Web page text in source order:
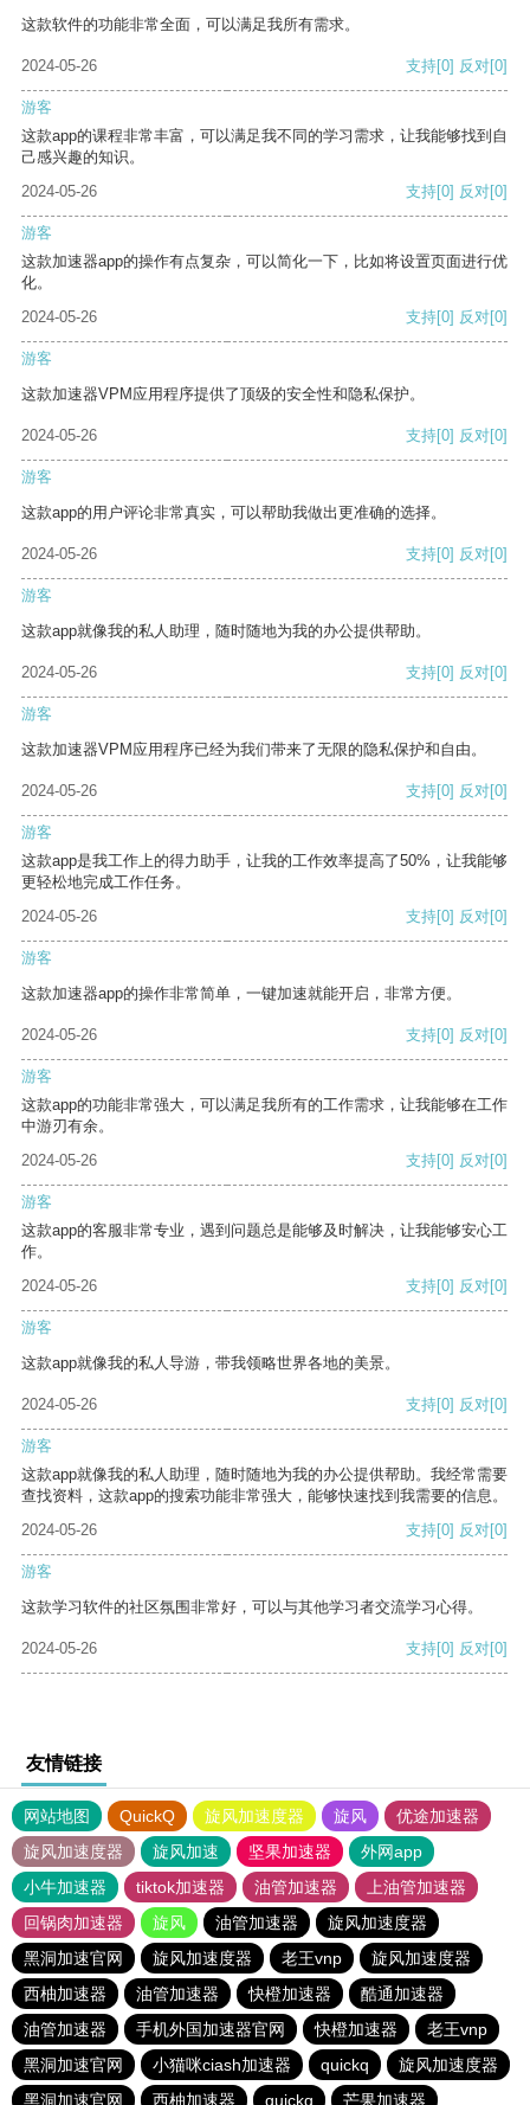
这款软件的功能非常全面，可以满足我所有需求。
2024-05-26 支持[0] 反对[0]
游客
这款app的课程非常丰富，可以满足我不同的学习需求，让我能够找到自
己感兴趣的知识。
2024-05-26
支持[0] 反对[0]
游客
这款加速器app的操作有点复杂，可以简化一下，比如将设置页面进行优
化。
2024-05-26
支持[0] 反对[0]
游客
这款加速器VPM应用程序提供了顶级的安全性和隐私保护。
2024-05-26 支持[0] 反对[0]
游客
这款app的用户评论非常真实，可以帮助我做出更准确的选择。
2024-05-26 支持[0] 反对[0]
游客
这款app就像我的私人助理，随时随地为我的办公提供帮助。
2024-05-26 支持[0] 反对[0]
游客
这款加速器VPM应用程序已经为我们带来了无限的隐私保护和自由。
2024-05-26 支持[0] 反对[0]
游客
这款app是我工作上的得力助手，让我的工作效率提高了50%，让我能够
更轻松地完成工作任务。
2024-05-26
支持[0] 反对[0]
游客
这款加速器app的操作非常简单，一键加速就能开启，非常方便。
2024-05-26 支持[0] 反对[0]
游客
这款app的功能非常强大，可以满足我所有的工作需求，让我能够在工作
中游刃有余。
2024-05-26
支持[0] 反对[0]
游客
这款app的客服非常专业，遇到问题总是能够及时解决，让我能够安心工
作。
2024-05-26
支持[0] 反对[0]
游客
这款app就像我的私人导游，带我领略世界各地的美景。
2024-05-26 支持[0] 反对[0]
游客
这款app就像我的私人助理，随时随地为我的办公提供帮助。我经常需要
查找资料，这款app的搜索功能非常强大，能够快速找到我需要的信息。
2024-05-26
支持[0] 反对[0]
游客
这款学习软件的社区氛围非常好，可以与其他学习者交流学习心得。
2024-05-26 支持[0] 反对[0]
友情链接
网站地图 QuickQ 旋风加速度器 旋风
优途加速器
旋风加速度器
旋风加速 坚果加速器
外网app
小牛加速器
tiktok加速器 油管加速器
上油管加速器
回锅肉加速器
旋风 油管加速器
旋风加速度器
黑洞加速官网
旋风加速度器 老王vnp
旋风加速度器
西柚加速器
油管加速器 快橙加速器
酷通加速器
油管加速器
手机外国加速器官网 快橙加速器
老王vnp
黑洞加速官网
小猫咪ciash加速器 quickq
旋风加速度器
黑洞加速官网
西柚加速器 quickq 芒果加速器